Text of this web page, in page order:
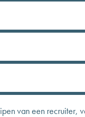
van een recruiter,